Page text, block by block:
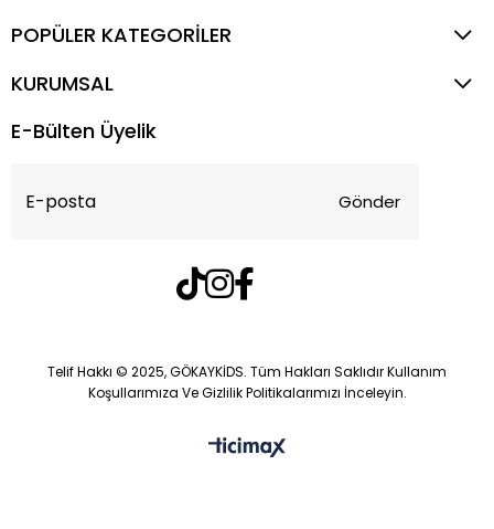
POPÜLER KATEGORİLER
KURUMSAL
E-Bülten Üyelik
Gönder
Telif Hakkı © 2025, GÖKAYKİDS. Tüm Hakları Saklıdır Kullanım
Koşullarımıza Ve Gizlilik Politikalarımızı İnceleyin.